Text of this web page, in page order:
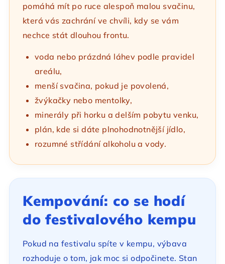
pomáhá mít po ruce alespoň malou svačinu,
která vás zachrání ve chvíli, kdy se vám
nechce stát dlouhou frontu.
voda nebo prázdná láhev podle pravidel
areálu,
menší svačina, pokud je povolená,
žvýkačky nebo mentolky,
minerály při horku a delším pobytu venku,
plán, kde si dáte plnohodnotnější jídlo,
rozumné střídání alkoholu a vody.
Kempování: co se hodí
do festivalového kempu
Pokud na festivalu spíte v kempu, výbava
rozhoduje o tom, jak moc si odpočinete. Stan